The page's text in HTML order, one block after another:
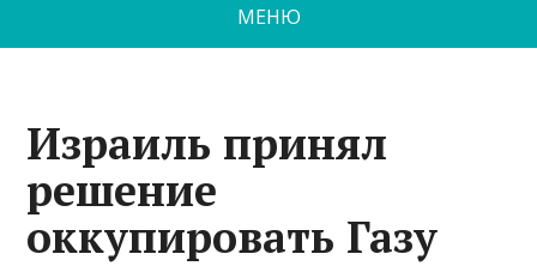
МЕНЮ
Израиль принял
решение
оккупировать Газу